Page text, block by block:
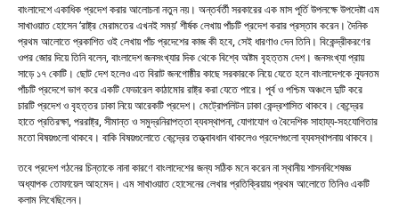
বাংলাদেশে একাধিক প্রদেশ করার আলোচনা নতুন নয়। অন্তর্বর্তী সরকারের এক মাস পূর্তি উপলক্ষে উপদেষ্টা এম
সাখাওয়াত হোসেন ‘রাষ্ট্র মেরামতের এখনই সময়’ শীর্ষক লেখায় পাঁচটি প্রদেশ করার প্রস্তাব করেন। দৈনিক
প্রথম আলোতে প্রকাশিত ওই লেখায় পাঁচ প্রদেশের কাজ কী হবে, সেই ধারণাও দেন তিনি। বিকেন্দ্রীকরণের
ওপর জোর দিয়ে তিনি বলেন, বাংলাদেশ জনসংখ্যার দিক থেকে বিশ্বে অষ্টম বৃহত্তম দেশ। জনসংখ্যা প্রায়
সাড়ে ১৭ কোটি। ছোট দেশ হলেও এত বিরাট জনগোষ্ঠীর কাছে সরকারকে নিয়ে যেতে হলে বাংলাদেশকে ন্যূনতম
পাঁচটি প্রদেশে ভাগ করে একটি ফেডারেল কাঠামোর রাষ্ট্র করা যেতে পারে। পূর্ব ও পশ্চিম অঞ্চলে দুটি করে
চারটি প্রদেশ ও বৃহত্তর ঢাকা নিয়ে আরেকটি প্রদেশ। মেট্রোপলিটন ঢাকা কেন্দ্রশাসিত থাকবে। কেন্দ্রের
হাতে প্রতিরক্ষা, পররাষ্ট্র, সীমান্ত ও সমুদ্রনিরাপত্তা ব্যবস্থাপনা, যোগাযোগ ও বৈদেশিক সাহায্য-সহযোগিতার
মতো বিষয়গুলো থাকবে। বাকি বিষয়গুলোতে কেন্দ্রের তত্ত্বাবধান থাকলেও প্রদেশগুলো ব্যবস্থাপনায় থাকবে।
তবে প্রদেশ গঠনের চিন্তাকে নানা কারণে বাংলাদেশের জন্য সঠিক মনে করেন না স্থানীয় শাসনবিশেষজ্ঞ
অধ্যাপক তোফায়েল আহমেদ। এম সাখাওয়াত হোসেনের লেখার প্রতিক্রিয়ায় প্রথম আলোতে তিনিও একটি
কলাম লিখেছিলেন।